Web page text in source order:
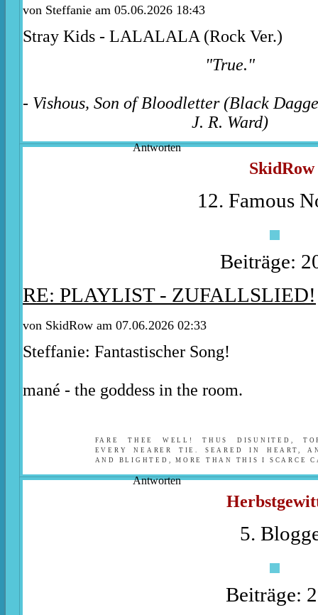
von Steffanie am 05.06.2026 18:43
Stray Kids - LALALALA (Rock Ver.)
"True."
- Vishous, Son of Bloodletter (Black
J. R. Ward)
Antworten
SkidRow
12. Famous
Beiträge:
RE: PLAYLIST - ZUFALLSLIED!
von SkidRow am 07.06.2026 02:33
Steffanie: Fantastischer Song!
mané - the goddess in the room.
FARE THEE WELL! THUS DISUNITED,
EVERY NEARER TIE. SEARED IN HEART,
AND BLIGHTED, MORE THAN THIS I SCARCE
Antworten
5.
Beiträge: